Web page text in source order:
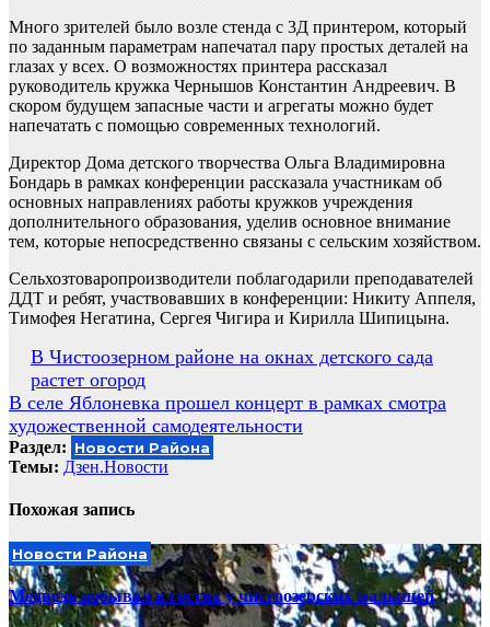
Много зрителей было возле стенда с 3Д принтером, который
по заданным параметрам напечатал пару простых деталей на
глазах у всех. О возможностях принтера рассказал
руководитель кружка Чернышов Константин Андреевич. В
скором будущем запасные части и агрегаты можно будет
напечатать с помощью современных технологий.
Директор Дома детского творчества Ольга Владимировна
Бондарь в рамках конференции рассказала участникам об
основных направлениях работы кружков учреждения
дополнительного образования, уделив основное внимание
тем, которые непосредственно связаны с сельским хозяйством.
Сельхозтоваропроизводители поблагодарили преподавателей
ДДТ и ребят, участвовавших в конференции: Никиту Аппеля,
Тимофея Негатина, Сергея Чигира и Кирилла Шипицына.
Навигация
по
записям
В Чистоозерном районе на окнах детского сада
растет огород
В селе Яблоневка прошел концерт в рамках смотра
художественной самодеятельности
Раздел: Новости Района
Темы: Дзен.Новости
Похожая запись
Новости Района
Медведь побывал в гостях у чистоозерских малышей